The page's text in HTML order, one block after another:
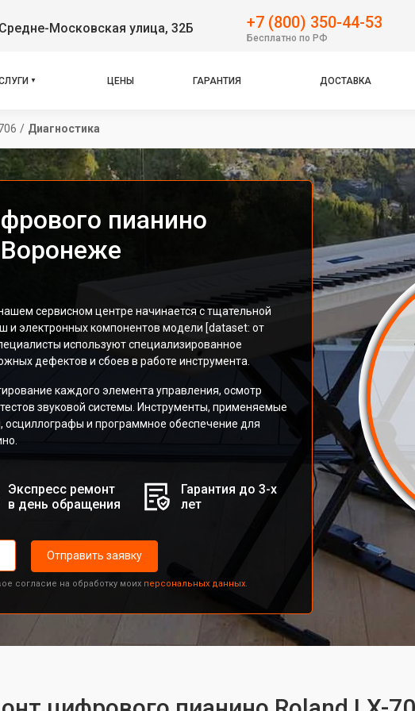
Средне-Московская улица, 32Б +7 (800) 350-44-53
Бесплатно по РФ
ЦЕНЫ ГАРАНТИЯ ДОСТАВКА
/ Диагностика
пианино
Воронеже
сервисном центре начинается с тщательной
и электронных компонентов модели [dataset: от
используют специализированное
дефектов и сбоев в работе инструмента.
каждого элемента управления, осмотр
звуковой системы. Инструменты, применяемые
и программное обеспечение для
Экспресс ремонт
в день обращения
Гарантия до 3-х
лет
Отправить заявку
согласие на обработку моих персональных данных.